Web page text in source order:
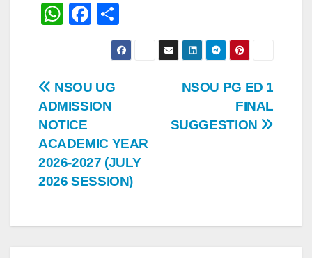
W
s
A
p
p
F
e
b
o
k
h
ar
Post
navigation
NSOU PG ED 1
FINAL
SUGGESTION
NSOU UG
ADMISSION
NOTICE
ACADEMIC YEAR
2026-2027 (JULY
2026 SESSION)